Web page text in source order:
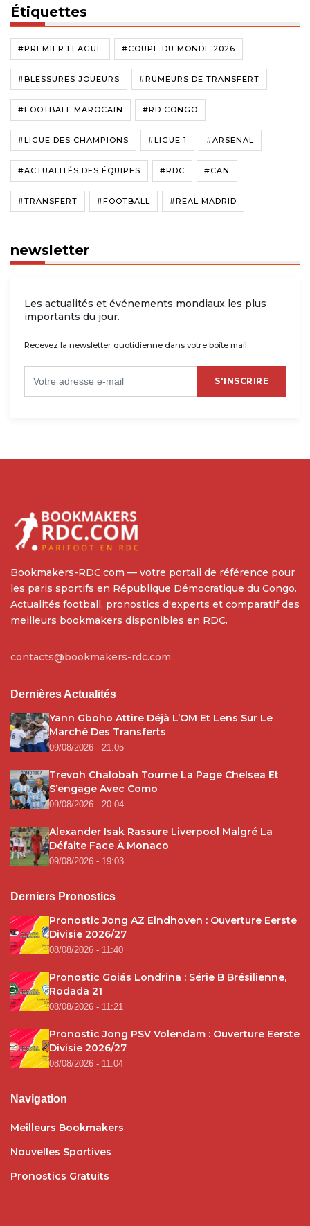
Étiquettes
#PREMIER LEAGUE #COUPE DU MONDE 2026
#BLESSURES JOUEURS #RUMEURS DE TRANSFERT
#FOOTBALL MAROCAIN #RD CONGO
#LIGUE DES CHAMPIONS #LIGUE 1 #ARSENAL
#ACTUALITÉS DES ÉQUIPES #RDC #CAN
#TRANSFERT #FOOTBALL #REAL MADRID
newsletter
Les actualités et événements mondiaux les plus
importants du jour.
Recevez la newsletter quotidienne dans votre boîte mail.
S'INSCRIRE
Bookmakers-RDC.com — votre portail de référence pour
les paris sportifs en République Démocratique du Congo.
Actualités football, pronostics d'experts et comparatif des
meilleurs bookmakers disponibles en RDC.
contacts@bookmakers-rdc.com
Dernières Actualités
Yann Gboho Attire Déjà L’OM Et Lens Sur Le
Marché Des Transferts
09/08/2026 - 21:05
Trevoh Chalobah Tourne La Page Chelsea Et
S’engage Avec Como
09/08/2026 - 20:04
Alexander Isak Rassure Liverpool Malgré La
Défaite Face À Monaco
09/08/2026 - 19:03
Derniers Pronostics
Pronostic Jong AZ Eindhoven : Ouverture Eerste
Divisie 2026/27
08/08/2026 - 11:40
Pronostic Goiás Londrina : Série B Brésilienne,
Rodada 21
08/08/2026 - 11:21
Pronostic Jong PSV Volendam : Ouverture Eerste
Divisie 2026/27
08/08/2026 - 11:04
Navigation
Meilleurs Bookmakers
Nouvelles Sportives
Pronostics Gratuits